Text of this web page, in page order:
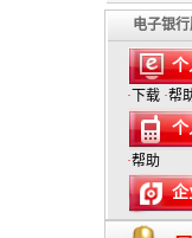
电子银
个
· 下载 ·帮
个
·帮助
企